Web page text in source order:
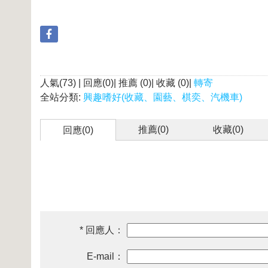
人氣(73) | 回應(0)| 推薦 (0)| 收藏 (0)| 轉寄
全站分類: 興趣嗜好(收藏、園藝、棋奕、汽機車)
回應(0) 推薦(0) 收藏(0)
* 回應人：
E-mail：